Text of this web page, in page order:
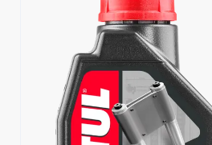
Encuentra un centro